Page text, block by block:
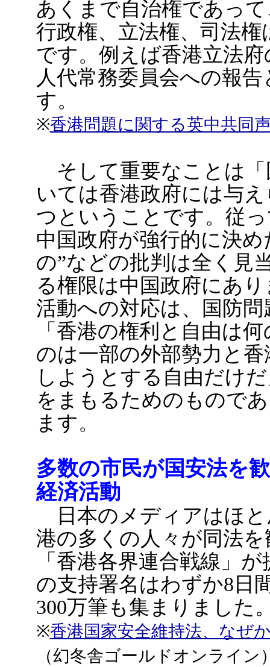
あくまで自治権であっ
行政権、立法権、司法
です。例えば香港立法
人代常務委員会への報
す。
※香港問題に関する英中共同
そして重要なことは「
いては香港政府には与
つということです。従
中国政府が強行的に決
の”などの批判は全く見
る権限は中国政府にあ
活動への対応は、国防
「香港の権利と自由は
のは一部の外部勢力と
しようとする自由だけ
をまもるためのもので
ます。
多数の市民が国安法を
経済活動
日本のメディアはほと
港の多くの人々が同法
「香港各界連合戦線」
の支持署名はわずか8日
300万筆も集まりました
※香港国家安全維持法、なぜ
（幻冬舎ゴールドオンライン